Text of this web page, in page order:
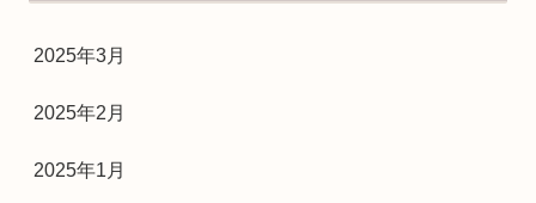
2025年3月
2025年2月
2025年1月